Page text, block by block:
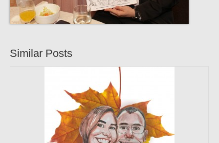
Similar Posts